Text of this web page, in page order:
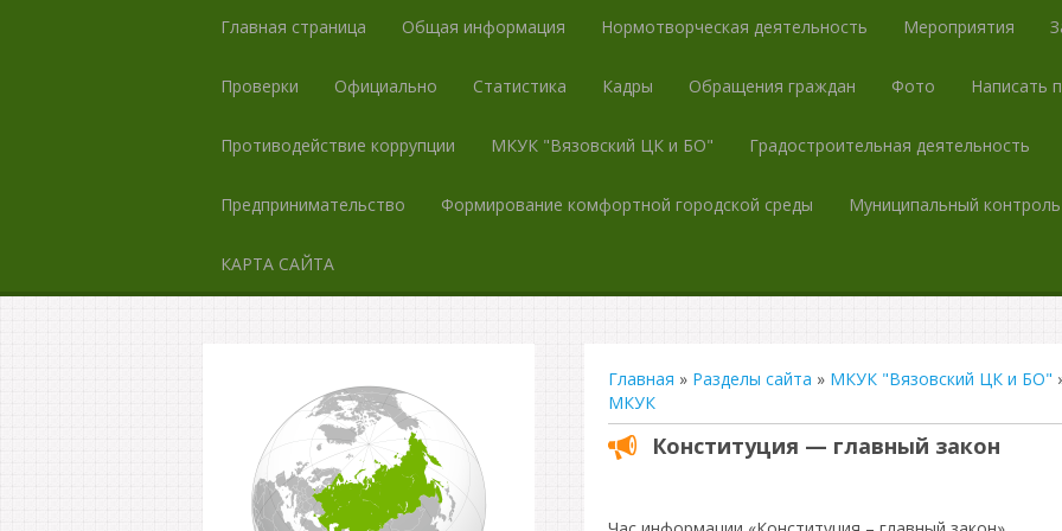
Главная страница Общая информация Нормотворческая деятельность Мероприятия
Проверки Официально Статистика Кадры Обращения граждан Фото Написать
Противодействие коррупции МКУК "Вязовский ЦК и БО" Градостроительная деятельность
Предпринимательство Формирование комфортной городской среды Муниципальный контроль
КАРТА САЙТА
Главная » Разделы сайта » МКУК "Вязовский ЦК и БО"
МКУК
Конституция — главный закон